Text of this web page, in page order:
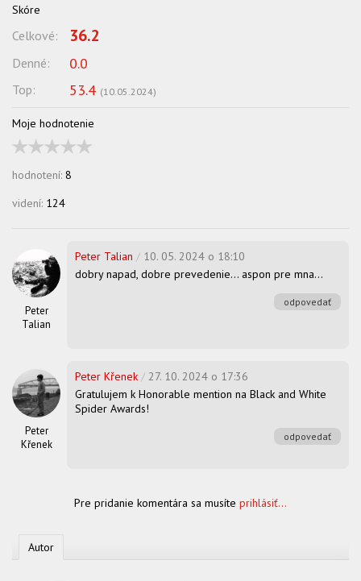
Skóre
Celkové: 36.2
Denné: 0.0
Top: 53.4 (10.05.2024)
Moje hodnotenie
hodnotení: 8
videní: 124
Peter
Talian
Peter Talian / 10. 05. 2024 o 18:10
dobry napad, dobre prevedenie... aspon pre mna...
odpovedať
Peter
Křenek
Peter Křenek / 27. 10. 2024 o 17:36
Gratulujem k Honorable mention na Black and White
Spider Awards!
odpovedať
Pre pridanie komentára sa musíte prihlásiť...
Autor